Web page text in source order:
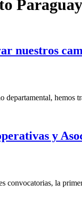
Paraguay
nuestros
departamental,
y
convocatorias, la